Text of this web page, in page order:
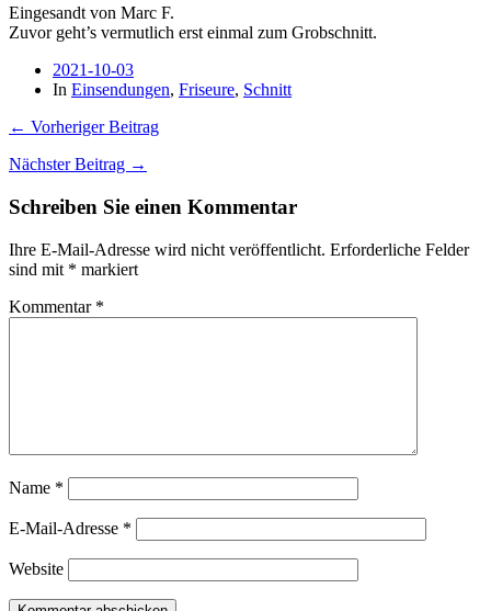
Eingesandt von Marc F.
Zuvor geht’s vermutlich erst einmal zum Grobschnitt.
2021-10-03
In Einsendungen, Friseure, Schnitt
← Vorheriger Beitrag
Nächster Beitrag →
Schreiben Sie einen Kommentar
Ihre E-Mail-Adresse wird nicht veröffentlicht. Erforderliche Felder
sind mit * markiert
Kommentar *
Name *
E-Mail-Adresse *
Website